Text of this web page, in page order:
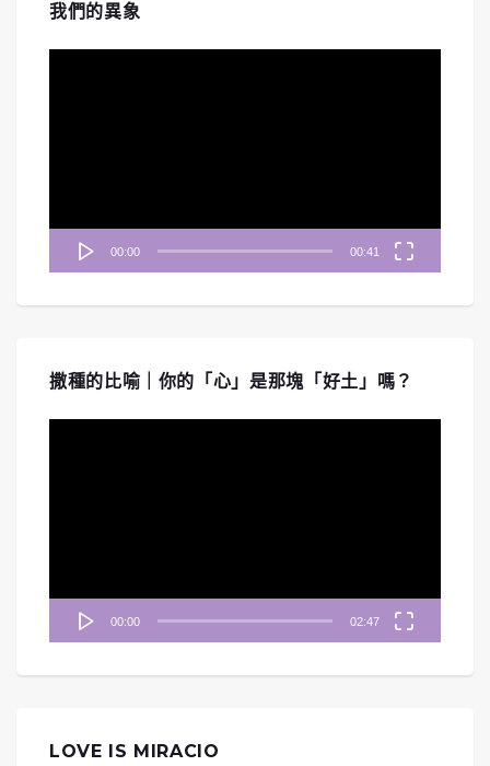
我們的異象
00:00 00:41
撒種的比喻｜你的「心」是那塊「好土」嗎？
00:00 02:47
LOVE IS MIRACIO